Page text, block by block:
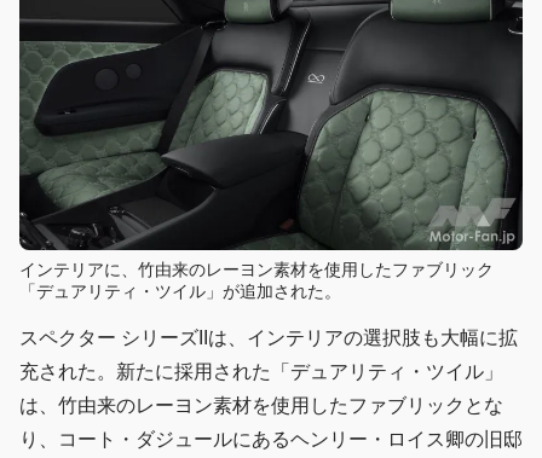
インテリアに、竹由来のレーヨン素材を使用したファブリック
「デュアリティ・ツイル」が追加された。
スペクター シリーズIIは、インテリアの選択肢も大幅に拡
充された。新たに採用された「デュアリティ・ツイル」
は、竹由来のレーヨン素材を使用したファブリックとな
り、コート・ダジュールにあるヘンリー・ロイス卿の旧邸